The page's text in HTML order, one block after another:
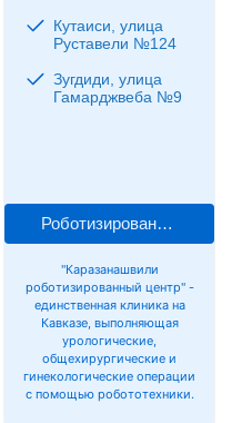
Кутаиси, улица
Руставели №124
Зугдиди, улица
Гамарджвеба №9
Роботизированная хирургия
"Каразанашвили
роботизированный центр" -
единственная клиника на
Кавказе, выполняющая
урологические,
общехирургические и
гинекологические операции
с помощью робототехники.